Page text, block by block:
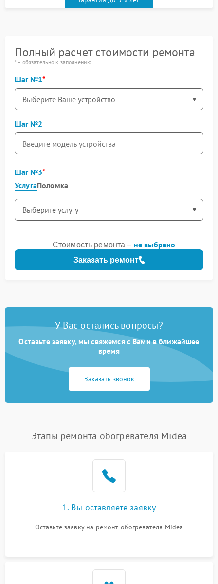
Полный расчет стоимости ремонта
* – обязательно к заполнению
Шаг №1
Шаг №2
Шаг №3
УслугаПоломка
Заказать ремонт
Стоимость ремонта – не выбрано
У Вас остались вопросы?
Оставьте заявку, мы свяжемся с Вами в ближайшее
время
Заказать звонок
Этапы ремонта обогревателя Midea
1. Вы оставляете заявку
Оставьте заявку на ремонт обогревателя Midea